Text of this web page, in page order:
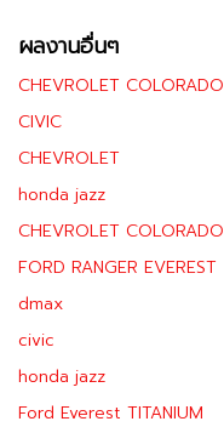
ผลงานอื่นๆ
CHEVROLET COLORADO
CIVIC
CHEVROLET
honda jazz
CHEVROLET COLORADO
FORD RANGER EVEREST
dmax
civic
honda jazz
Ford Everest TITANIUM